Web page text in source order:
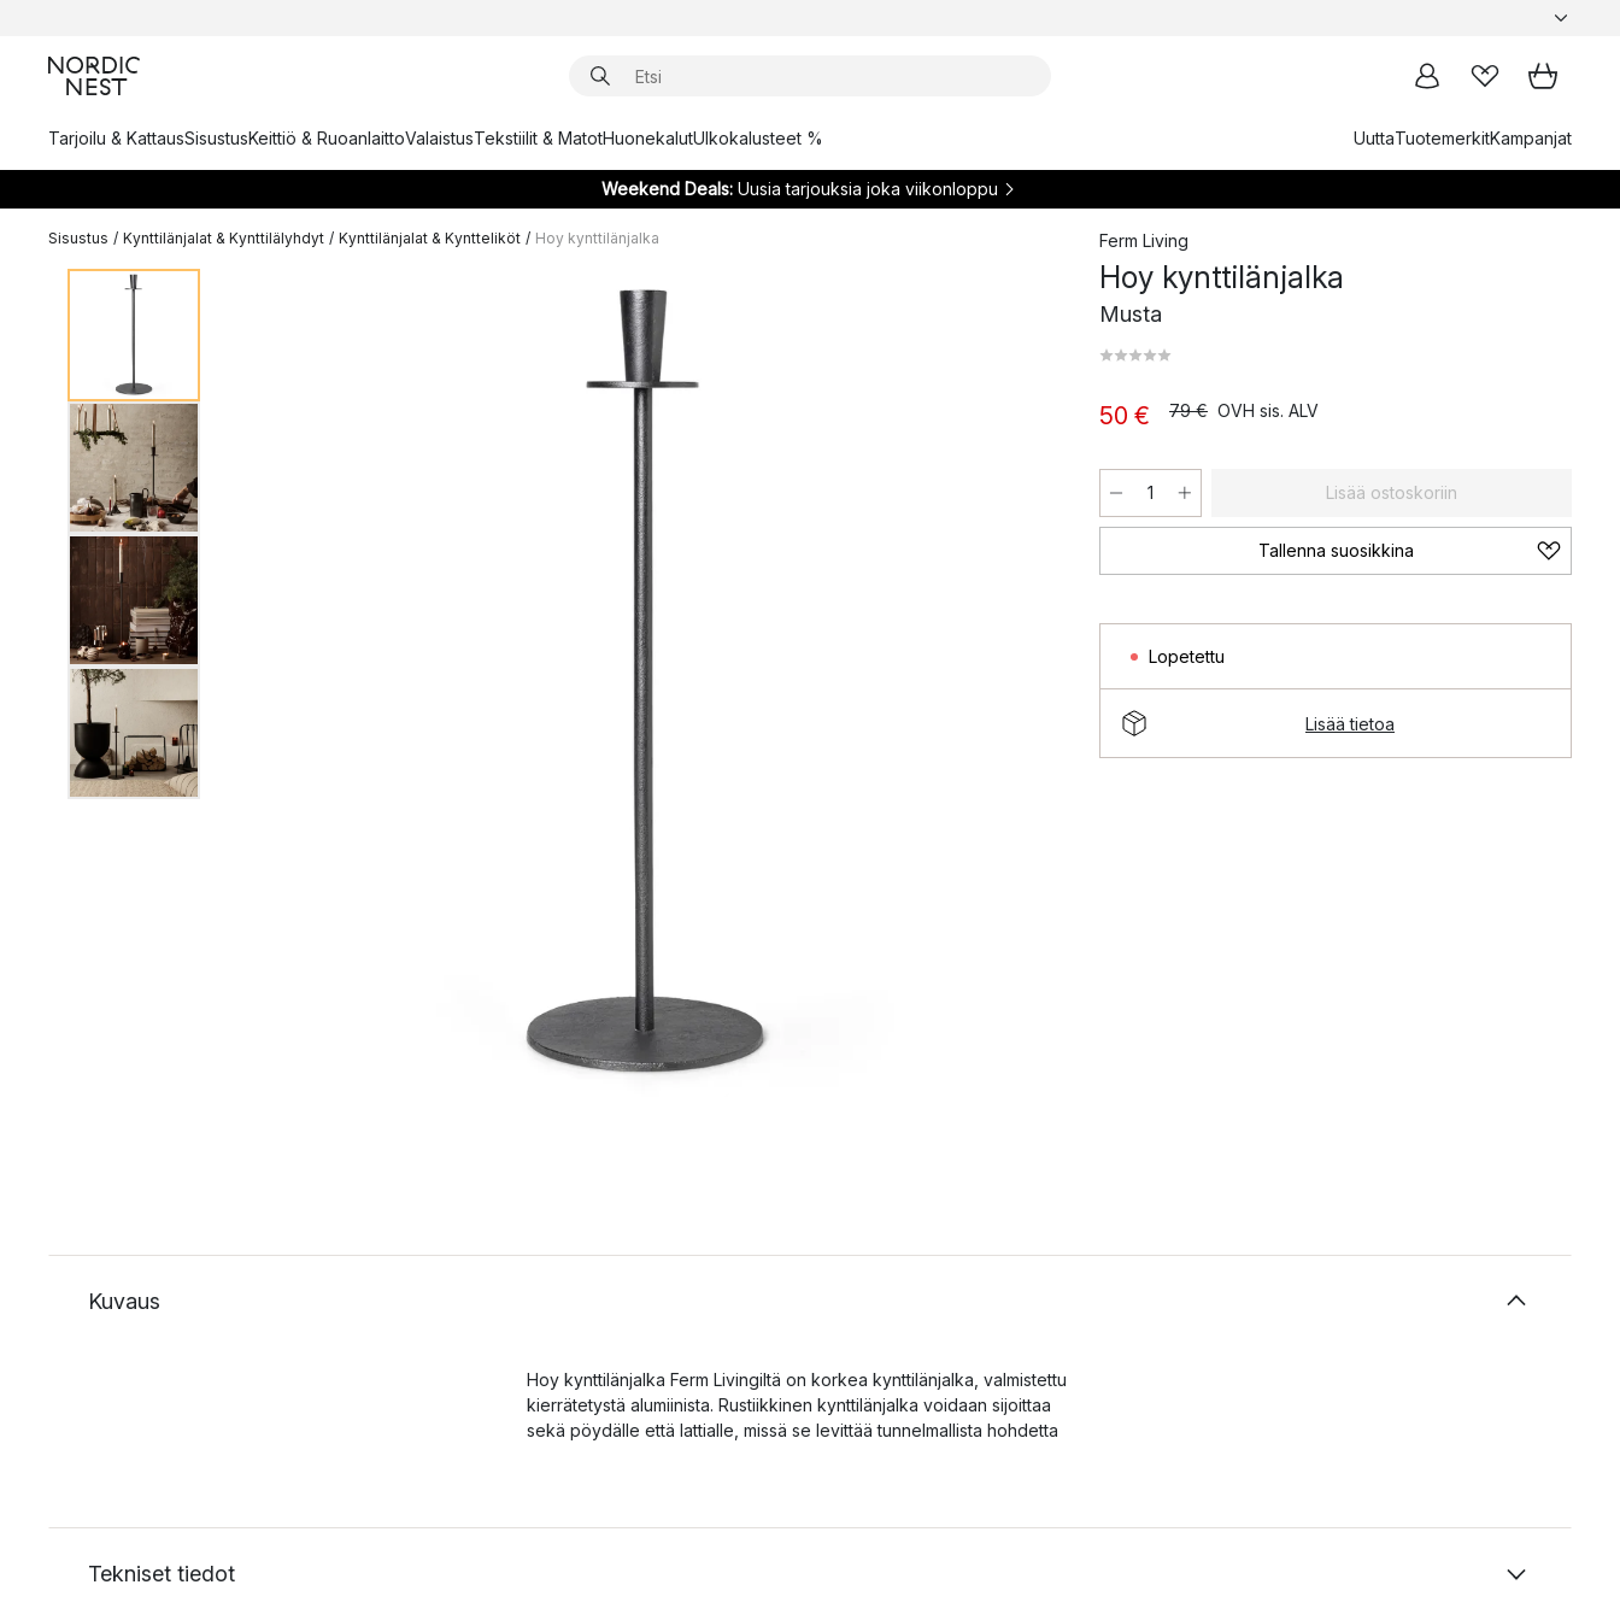
Tarjoilu & KattausSisustusKeittiö & RuoanlaittoValaistusTekstiilit & MatotHuonekalutUlkokalusteet % UuttaTuotemerkitKampanjat
Weekend Deals:Uusia tarjouksia joka viikonloppu
Sisustus / Kynttilänjalat & Kynttilälyhdyt / Kynttilänjalat & Kyntteliköt / Hoy kynttilänjalka Ferm Living
Hoy kynttilänjalka
Musta
50 € 79 € OVH sis. ALV
Lisää ostoskoriin
Tallenna suosikkina
Lopetettu
Lisää tietoa
Kuvaus
Hoy kynttilänjalka Ferm Livingiltä on korkea kynttilänjalka, valmistettu
kierrätetystä alumiinista. Rustiikkinen kynttilänjalka voidaan sijoittaa
sekä pöydälle että lattialle, missä se levittää tunnelmallista hohdetta
Tekniset tiedot